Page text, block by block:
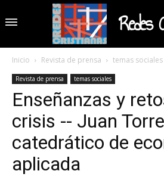
Redes
Inicio Revista de prensa temas sociales
Revista de prensa temas sociales
Enseñanzas y
crisis -- Juan
catedrático de
aplicada